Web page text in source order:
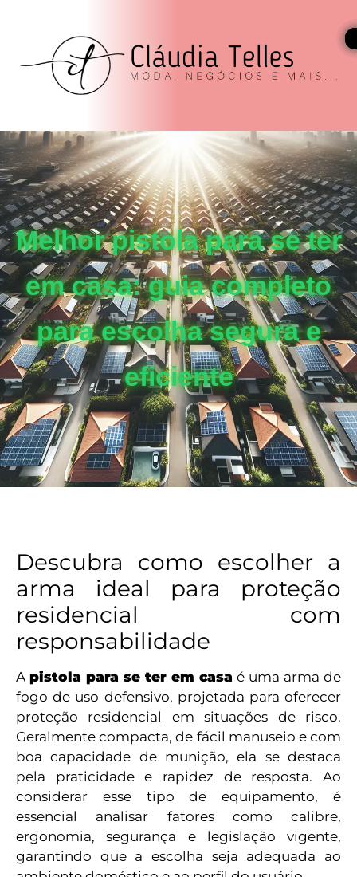
Melhor pistola para se ter
em casa: guia completo
para escolha segura e
eficiente
Descubra como escolher a
arma ideal para proteção
residencial com
responsabilidade
A pistola para se ter em casa é uma arma de
fogo de uso defensivo, projetada para oferecer
proteção residencial em situações de risco.
Geralmente compacta, de fácil manuseio e com
boa capacidade de munição, ela se destaca
pela praticidade e rapidez de resposta. Ao
considerar esse tipo de equipamento, é
essencial analisar fatores como calibre,
ergonomia, segurança e legislação vigente,
garantindo que a escolha seja adequada ao